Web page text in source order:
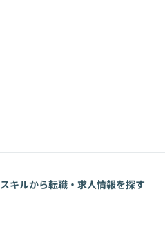
スキルから転職・求人情報を探す